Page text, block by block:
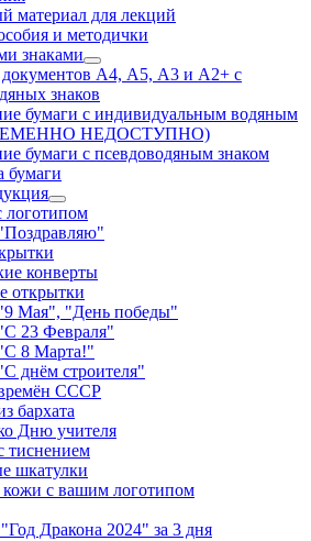
материал для лекций
и методички
знаками
документов А4, А5, А3 и А2+ с
знаков
бумаги с индивидуальным водяным
НЕДОСТУПНО)
бумаги с псевдоводяным знаком
бумаги
логотипом
конверты
открытки
Мая", "День победы"
23 Февраля"
8 Марта!"
днём строителя"
СССР
бархата
Дню учителя
тиснением
шкатулки
кожи с вашим логотипом
Дракона 2024" за 3 дня